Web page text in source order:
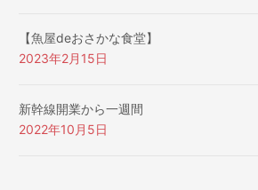
【魚屋deおさかな食堂】
2023年2月15日
新幹線開業から一週間
2022年10月5日